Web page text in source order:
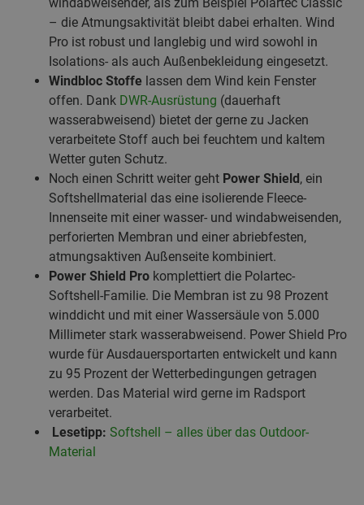
– die Atmungsaktivität bleibt dabei erhalten. Wind
Pro ist robust und langlebig und wird sowohl in
Isolations- als auch Außenbekleidung eingesetzt.
Windbloc Stoffe lassen dem Wind kein Fenster
offen. Dank DWR-Ausrüstung (dauerhaft
wasserabweisend) bietet der gerne zu Jacken
verarbeitete Stoff auch bei feuchtem und kaltem
Wetter guten Schutz.
Noch einen Schritt weiter geht Power Shield, ein
Softshellmaterial das eine isolierende Fleece-
Innenseite mit einer wasser- und windabweisenden,
perforierten Membran und einer abriebfesten,
atmungsaktiven Außenseite kombiniert.
Power Shield Pro komplettiert die Polartec-
Softshell-Familie. Die Membran ist zu 98 Prozent
winddicht und mit einer Wassersäule von 5.000
Millimeter stark wasserabweisend. Power Shield Pro
wurde für Ausdauersportarten entwickelt und kann
zu 95 Prozent der Wetterbedingungen getragen
werden. Das Material wird gerne im Radsport
verarbeitet.
Lesetipp: Softshell – alles über das Outdoor-
Material